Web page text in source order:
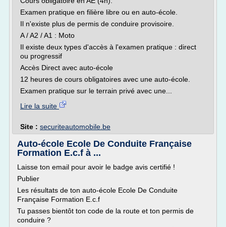
Examen pratique en filière libre ou en auto-école.
Il n'existe plus de permis de conduire provisoire.
A / A2 / A1 : Moto
Il existe deux types d'accès à l'examen pratique : direct
ou progressif
Accès Direct avec auto-école
12 heures de cours obligatoires avec une auto-école.
Examen pratique sur le terrain privé avec une...
Lire la suite
Site : securiteautomobile.be
Auto-école Ecole De Conduite Française
Formation E.c.f à ...
Laisse ton email pour avoir le badge avis certifié !
Publier
Les résultats de ton auto-école Ecole De Conduite
Française Formation E.c.f
Tu passes bientôt ton code de la route et ton permis de
conduire ?